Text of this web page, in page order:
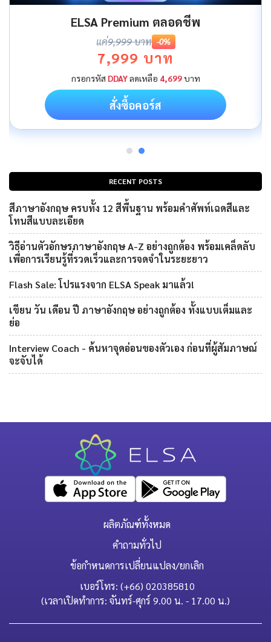
RECENT POSTS
สีภาษาอังกฤษ ครบทั้ง 12 สีพื้นฐาน พร้อมคำศัพท์เฉดสีและ
โทนสีแบบละเอียด
วิธีอ่านตัวอักษรภาษาอังกฤษ A-Z อย่างถูกต้อง พร้อมเคล็ดลับ
เพื่อการเรียนรู้ที่รวดเร็วและการจดจำในระยะยาว
Flash Sale: โปรแรงจาก ELSA Speak มาแล้ว!
เขียน วัน เดือน ปี ภาษาอังกฤษ อย่างถูกต้อง ทั้งแบบเต็มและ
ย่อ
Interview Coach - ค้นหาจุดอ่อนของตัวเอง ก่อนที่ผู้สัมภาษณ์
จะจับได้
ELSA Premium ตลอดชีพ
แค่9,999 บาท -0%
7,999 บาท
กรอกรหัส DDAYลดเหลือ 4,699บาท
สั่งซื้อคอร์ส
ผลิตภัณฑ์ทั้งหมด
คำถามทั่วไป
ข้อกำหนดการเปลี่ยนแปลง/ยกเลิก
เบอร์โทร: (+66) 020385810
(เวลาเปิดทำการ: จันทร์-ศุกร์ 9.00 น. - 17.00 น.)